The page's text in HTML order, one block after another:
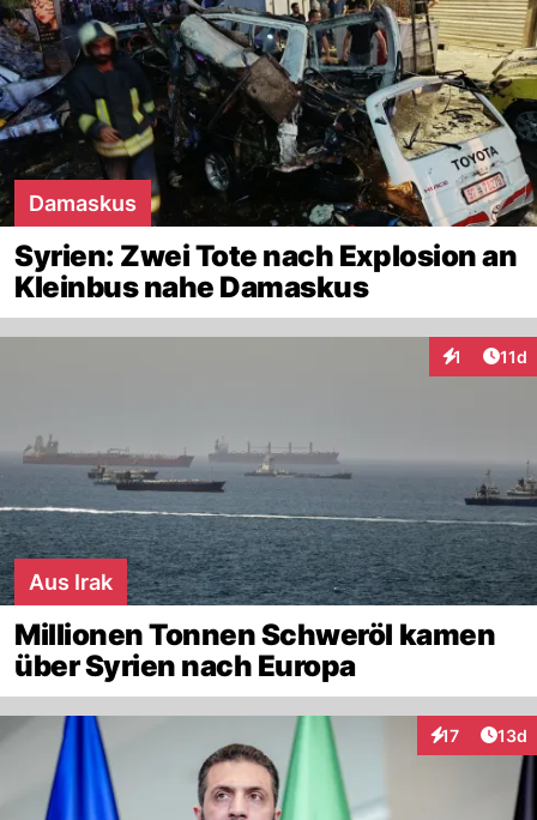
Damaskus
Syrien: Zwei Tote nach Explosion an
Kleinbus nahe Damaskus
1 11d
Aus Irak
Millionen Tonnen Schweröl kamen
über Syrien nach Europa
17
Interaktionen
13d